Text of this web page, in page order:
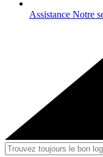
Assistance Notre